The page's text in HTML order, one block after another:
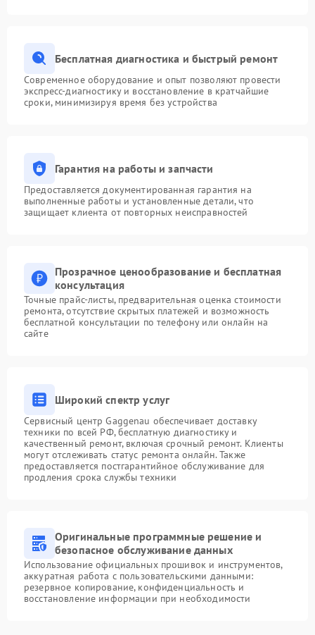
Бесплатная диагностика и быстрый ремонт
Современное оборудование и опыт позволяют провести
экспресс-диагностику и восстановление в кратчайшие
сроки, минимизируя время без устройства
Гарантия на работы и запчасти
Предоставляется документированная гарантия на
выполненные работы и установленные детали, что
защищает клиента от повторных неисправностей
Прозрачное ценообразование и бесплатная
консультация
Точные прайс-листы, предварительная оценка стоимости
ремонта, отсутствие скрытых платежей и возможность
бесплатной консультации по телефону или онлайн на
сайте
Широкий спектр услуг
Сервисный центр Gaggenau обеспечивает доставку
техники по всей РФ, бесплатную диагностику и
качественный ремонт, включая срочный ремонт. Клиенты
могут отслеживать статус ремонта онлайн. Также
предоставляется постгарантийное обслуживание для
продления срока службы техники
Оригинальные программные решение и
безопасное обслуживание данных
Использование официальных прошивок и инструментов,
аккуратная работа с пользовательскими данными:
резервное копирование, конфиденциальность и
восстановление информации при необходимости